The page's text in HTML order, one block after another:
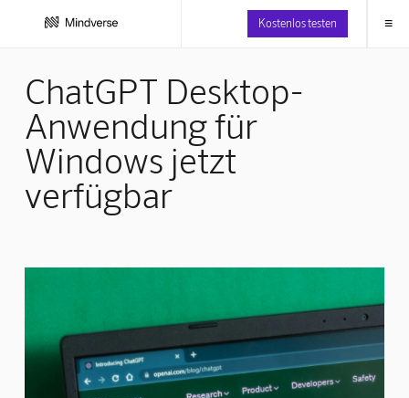
Kostenlos testen ≡
ChatGPT Desktop-
Anwendung für
Windows jetzt
verfügbar